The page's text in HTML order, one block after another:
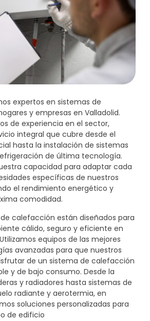
expertos en sistemas de
y empresas en Valladolid.
de experiencia en el sector,
integral que cubre desde el
hasta la instalación de sistemas
de última tecnología.
capacidad para adaptar cada
específicas de nuestros
el rendimiento energético y
comodidad.
calefacción están diseñados para
cálido, seguro y eficiente en
equipos de las mejores
avanzadas para que nuestros
de un sistema de calefacción
y de bajo consumo. Desde la
y radiadores hasta sistemas de
radiante y aerotermia, en
soluciones personalizadas para
de edificio